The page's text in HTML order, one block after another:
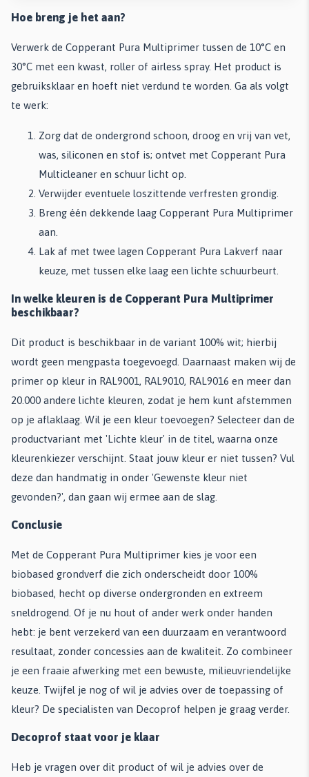
Hoe breng je het aan?
Verwerk de Copperant Pura Multiprimer tussen de 10°C en
30°C met een kwast, roller of airless spray. Het product is
gebruiksklaar en hoeft niet verdund te worden. Ga als volgt
te werk:
Zorg dat de ondergrond schoon, droog en vrij van vet,
was, siliconen en stof is; ontvet met Copperant Pura
Multicleaner en schuur licht op.
Verwijder eventuele loszittende verfresten grondig.
Breng één dekkende laag Copperant Pura Multiprimer
aan.
Lak af met twee lagen Copperant Pura Lakverf naar
keuze, met tussen elke laag een lichte schuurbeurt.
In welke kleuren is de Copperant Pura Multiprimer
beschikbaar?
Dit product is beschikbaar in de variant 100% wit; hierbij
wordt geen mengpasta toegevoegd. Daarnaast maken wij de
primer op kleur in RAL9001, RAL9010, RAL9016 en meer dan
20.000 andere lichte kleuren, zodat je hem kunt afstemmen
op je aflaklaag. Wil je een kleur toevoegen? Selecteer dan de
productvariant met 'Lichte kleur' in de titel, waarna onze
kleurenkiezer verschijnt. Staat jouw kleur er niet tussen? Vul
deze dan handmatig in onder 'Gewenste kleur niet
gevonden?', dan gaan wij ermee aan de slag.
Conclusie
Met de Copperant Pura Multiprimer kies je voor een
biobased grondverf die zich onderscheidt door 100%
biobased, hecht op diverse ondergronden en extreem
sneldrogend. Of je nu hout of ander werk onder handen
hebt: je bent verzekerd van een duurzaam en verantwoord
resultaat, zonder concessies aan de kwaliteit. Zo combineer
je een fraaie afwerking met een bewuste, milieuvriendelijke
keuze. Twijfel je nog of wil je advies over de toepassing of
kleur? De specialisten van Decoprof helpen je graag verder.
Decoprof staat voor je klaar
Heb je vragen over dit product of wil je advies over de